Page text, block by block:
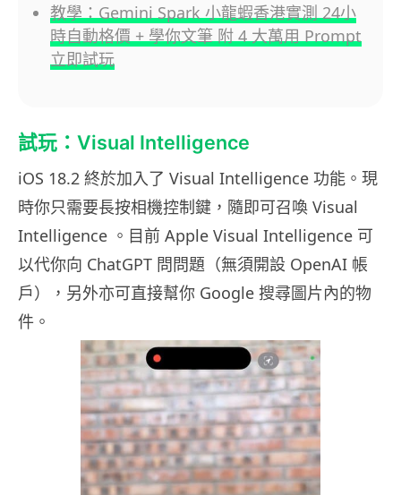
教學：Gemini Spark 小龍蝦香港實測 24小
時自動格價 + 學你文筆 附 4 大萬用 Prompt
立即試玩
試玩：Visual Intelligence
iOS 18.2 終於加入了 Visual Intelligence 功能。現
時你只需要長按相機控制鍵，隨即可召喚 Visual
Intelligence 。目前 Apple Visual Intelligence 可
以代你向 ChatGPT 問問題（無須開設 OpenAI 帳
戶），另外亦可直接幫你 Google 搜尋圖片內的物
件。